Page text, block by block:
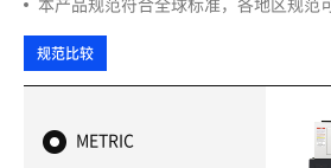
本产品规范符合全球标准，各地区规范
规范比较
METRIC